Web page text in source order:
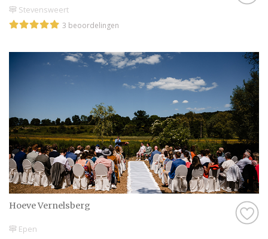
Stevensweert
3 beoordelingen
Hoeve Vernelsberg
Epen